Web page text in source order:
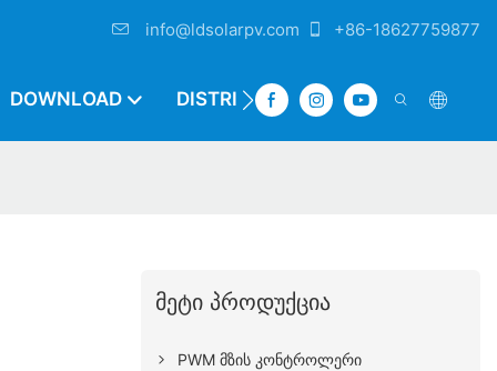
info@ldsolarpv.com +86-18627759877
DOWNLOAD DISTRIBUTOR
ᲛᲔᲢᲘ ᲞᲠᲝᲓᲣᲥᲪᲘᲐ
PWM მზის კონტროლერი